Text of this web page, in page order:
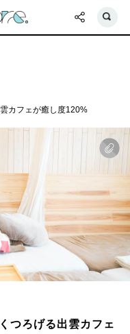
カフェが癒し度120%
つろげる出雲カフェ